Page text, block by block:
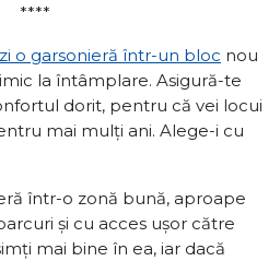
****
o garsonieră într-un bloc nou
la întâmplare. Asigură-te
dorit, pentru că vei locui
mai mulți ani. Alege-i cu
într-o zonă bună, aproape
și cu acces ușor către
mai bine în ea, iar dacă